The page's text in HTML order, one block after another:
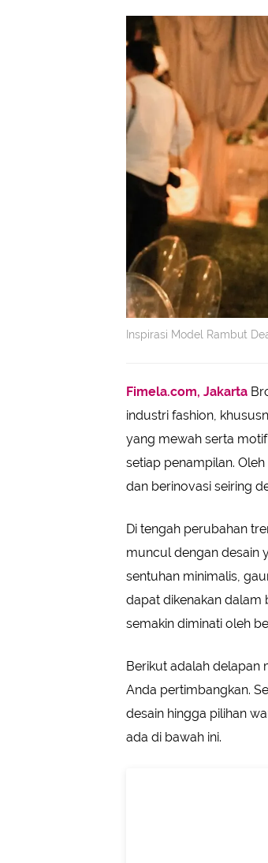
Inspirasi Model Rambut
Fimela.com, Jakarta
industri fashion,
yang mewah serta
setiap penampilan.
dan berinovasi seiring
Di tengah perubahan
muncul dengan desain
sentuhan minimalis,
dapat dikenakan dalam
semakin diminati oleh
Berikut adalah
Anda pertimbangkan.
desain hingga pilihan
ada di bawah ini.